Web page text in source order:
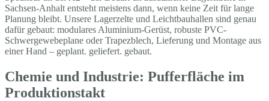
Sachsen-Anhalt entsteht meistens dann, wenn keine Zeit für lange
Planung bleibt. Unsere Lagerzelte und Leichtbauhallen sind genau
dafür gebaut: modulares Aluminium-Gerüst, robuste PVC-
Schwergewebeplane oder Trapezblech, Lieferung und Montage aus
einer Hand – geplant. geliefert. gebaut.
Chemie und Industrie: Pufferfläche im
Produktionstakt